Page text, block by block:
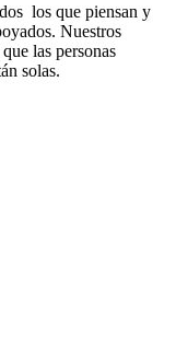
los que piensan y
Nuestros
las personas
solas.